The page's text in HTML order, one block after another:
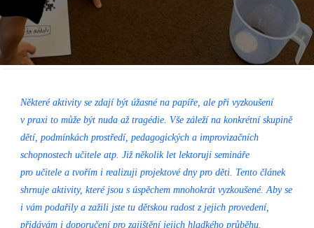
Některé aktivity se zdají být úžasné na papíře, ale při vyzkoušení
v praxi to může být nuda až tragédie. Vše záleží na konkrétní skupině
dětí, podmínkách prostředí, pedagogických a improvizačních
schopnostech učitele atp. Již několik let lektoruji semináře
pro učitele a tvořím i realizuji projektové dny pro děti. Tento článek
shrnuje aktivity, které jsou s úspěchem mnohokrát vyzkoušené. Aby se
i vám podařily a zažili jste tu dětskou radost z jejich provedení,
přidávám i doporučení pro zajištění jejich hladkého průběhu.